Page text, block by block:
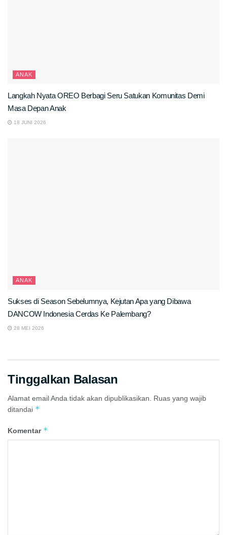
ANAK
Langkah Nyata OREO Berbagi Seru Satukan Komunitas Demi
Masa Depan Anak
18 JUNI 2026
ANAK
Sukses di Season Sebelumnya, Kejutan Apa yang Dibawa
DANCOW Indonesia Cerdas Ke Palembang?
28 MEI 2026
Tinggalkan Balasan
Alamat email Anda tidak akan dipublikasikan.
Ruas yang wajib
ditandai *
Komentar *